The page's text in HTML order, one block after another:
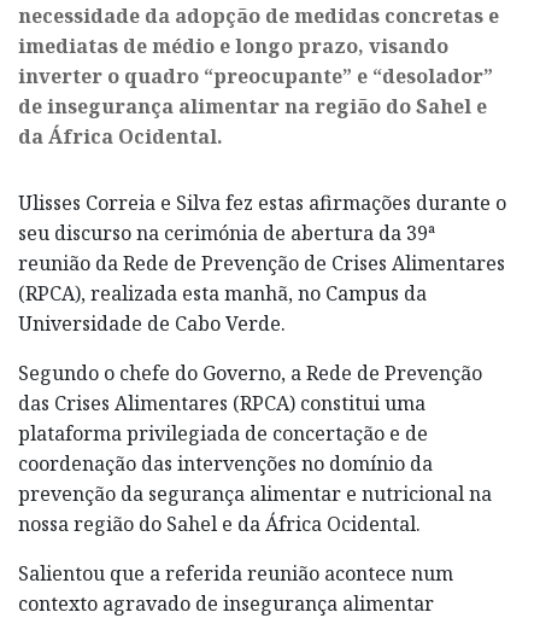
necessidade da adopção de medidas concretas e
imediatas de médio e longo prazo, visando
inverter o quadro “preocupante” e “desolador”
de insegurança alimentar na região do Sahel e
da África Ocidental.
Ulisses Correia e Silva fez estas afirmações durante o
seu discurso na cerimónia de abertura da 39ª
reunião da Rede de Prevenção de Crises Alimentares
(RPCA), realizada esta manhã, no Campus da
Universidade de Cabo Verde.
Segundo o chefe do Governo, a Rede de Prevenção
das Crises Alimentares (RPCA) constitui uma
plataforma privilegiada de concertação e de
coordenação das intervenções no domínio da
prevenção da segurança alimentar e nutricional na
nossa região do Sahel e da África Ocidental.
Salientou que a referida reunião acontece num
contexto agravado de insegurança alimentar